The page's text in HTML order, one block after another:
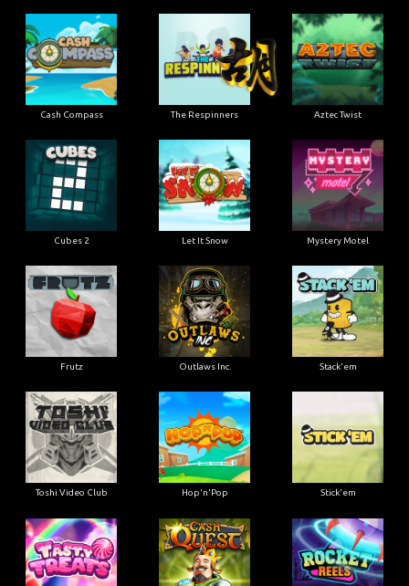
Cash Compass The Respinners Aztec Twist
Cubes 2 Let It Snow Mystery Motel
Frutz Outlaws Inc. Stack'em
Toshi Video Club Hop'n'Pop Stick'em